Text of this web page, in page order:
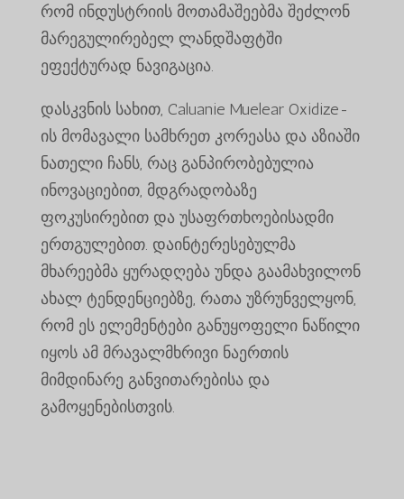
რომ ინდუსტრიის მოთამაშეებმა შეძლონ
მარეგულირებელ ლანდშაფტში
ეფექტურად ნავიგაცია.
დასკვნის სახით, Caluanie Muelear Oxidize-
ის მომავალი სამხრეთ კორეასა და აზიაში
ნათელი ჩანს, რაც განპირობებულია
ინოვაციებით, მდგრადობაზე
ფოკუსირებით და უსაფრთხოებისადმი
ერთგულებით. დაინტერესებულმა
მხარეებმა ყურადღება უნდა გაამახვილონ
ახალ ტენდენციებზე, რათა უზრუნველყონ,
რომ ეს ელემენტები განუყოფელი ნაწილი
იყოს ამ მრავალმხრივი ნაერთის
მიმდინარე განვითარებისა და
გამოყენებისთვის.